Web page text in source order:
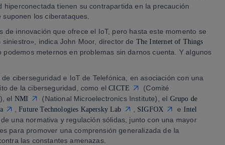
tienen su contrapartida en la precaución
los ciberataques.
de innovación que ofrece el IoT, pero hasta este momento se
indica John Moor, director de The Internet of Things
podemos meternos en problemas sin darnos cuenta. Y algunos
ciberseguridad e IoT de Telefónica, en asociación con una
de la ciberseguridad, como elCICTE
(Comité
el NMI (National Microelectronics Institute), el Grupo de
,Future Technologies Kapersky Lab SIGFOX e Intel
de una normativa y regulación sólidas, junto con una mayor
para promover una comprensión generalizada de la
las constantes amenazas.